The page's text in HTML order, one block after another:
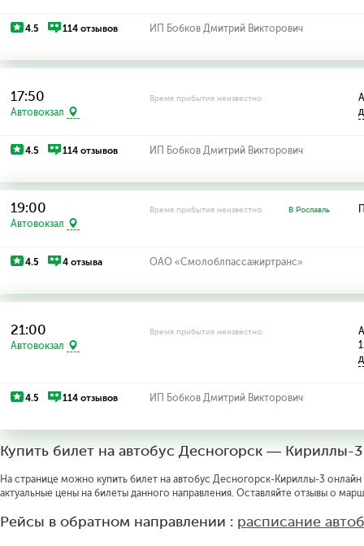
4.5 114 отзывов ИП Бобков Дмитрий Викторович
17:50
Автовокзал
Время прибытия неизвестно
4.5 114 отзывов ИП Бобков Дмитрий Викторович
19:00
Автовокзал
Время прибытия неизвестно В Рославль
4.5 4 отзыва ОАО «Смолоблпассажиртранс»
21:00
Автовокзал
Время прибытия неизвестно
4.5 114 отзывов ИП Бобков Дмитрий Викторович
Купить билет на автобус Десногорск — Кириллы-3
На странице можно купить билет на автобус Десногорск-Кириллы-3
актуальные цены на билеты данного направления. Оставляйте отзывы о
Рейсы в обратном направлении : расписание